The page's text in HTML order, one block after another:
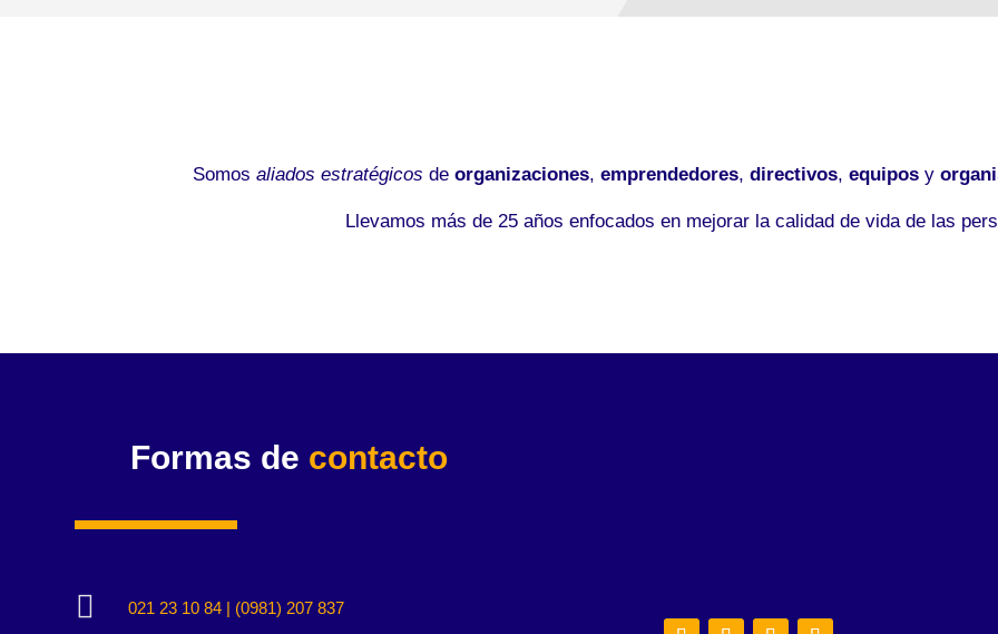
Somos aliados estratégicos de organizaciones, emprendedores, directivos, equiposy
Llevamos más de 25 años enfocados en mejorar la calidad de vida de las
Formas de contacto
 021 23 10 84 | (0981) 207 837